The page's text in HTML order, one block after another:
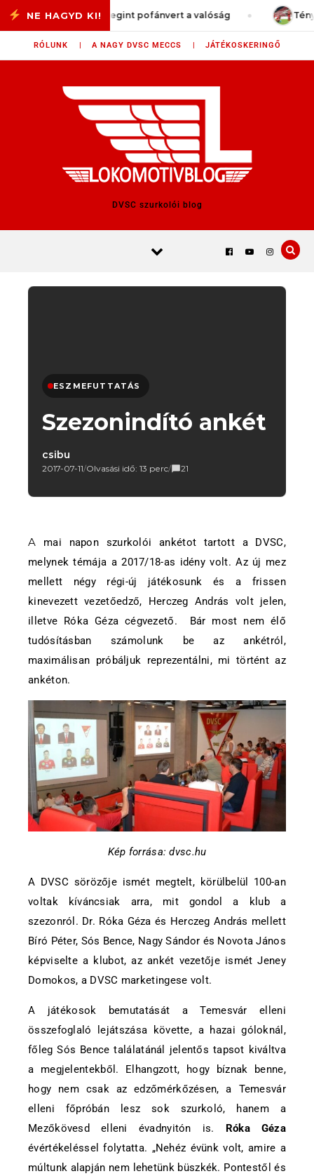
Skip to content
#77 – Megint pofánvert a valóság Tényleg itt a
RÓLUNK | A NAGY DVSC MECCS | JÁTÉKOSKERINGŐ
DVSC szurkolói blog
ESZMEFUTTATÁS
Szezonindító ankét
csibu
2017-07-11/Olvasási idő: 13 perc/ 21
A mai napon szurkolói ankétot tartott a DVSC,
melynek témája a 2017/18-as idény volt. Az új mez
mellett négy régi-új játékosunk és a frissen
kinevezett vezetőedző, Herczeg András volt jelen,
illetve Róka Géza cégvezető. Bár most nem élő
tudósításban számolunk be az ankétról,
maximálisan próbáljuk reprezentálni, mi történt az
ankéton.
Kép forrása: dvsc.hu
A DVSC sörözője ismét megtelt, körülbelül 100-an
voltak kíváncsiak arra, mit gondol a klub a
szezonról. Dr. Róka Géza és Herczeg András mellett
Bíró Péter, Sós Bence, Nagy Sándor és Novota János
képviselte a klubot, az ankét vezetője ismét Jeney
Domokos, a DVSC marketingese volt.
A játékosok bemutatását a Temesvár elleni
összefoglaló lejátszása követte, a hazai góloknál,
főleg Sós Bence találatánál jelentős tapsot kiváltva
a megjelentekből. Elhangzott, hogy bíznak benne,
hogy nem csak az edzőmérkőzésen, a Temesvár
elleni főpróbán lesz sok szurkoló, hanem a
Mezőkövesd elleni évadnyitón is. Róka Géza
évértékeléssel folytatta. „Nehéz évünk volt, amire a
múltunk alapján nem lehetünk büszkék. Pontestől és